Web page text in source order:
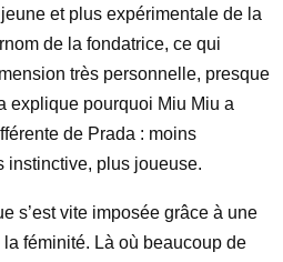
et plus expérimentale de la
de la fondatrice, ce qui
très personnelle, presque
explique pourquoi Miu Miu a
de Prada : moins
instinctive, plus joueuse.
s’est vite imposée grâce à une
féminité. Là où beaucoup de